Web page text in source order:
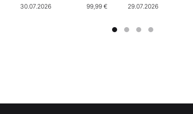
30.07.2026 99,99 € 29.07.2026